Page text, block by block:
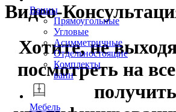
Ванны
Прямоугольные
Угловые
Асимметричные
Отдельностоящие
Комплекты
ванн
Мебель
Видео-
Хотите, не
посмотреть на
получить